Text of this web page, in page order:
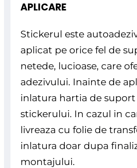
APLICARE
Stickerul este
aplicat pe orice fel de
netede, lucioase, care
adezivului. Inainte de
inlatura hartia de
stickerului. In cazul in
livreaza cu folie de
inlatura doar dupa
montajului.